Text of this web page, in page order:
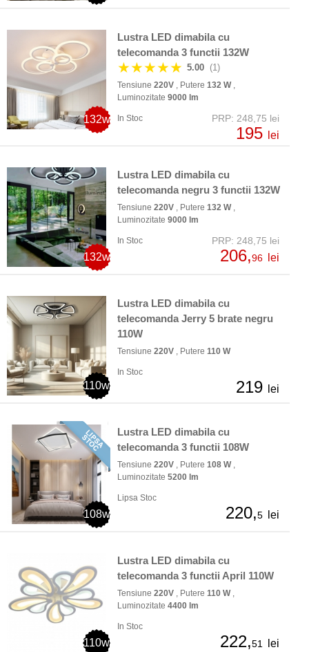
132w
Lustra LED dimabila cu
telecomanda 3 functii 132W
★★★★★ 5.00 (1)
Tensiune 220V , Putere 132 W,
Luminozitate 9000 lm
In Stoc PRP: 248,75 lei
195 lei
132w
Lustra LED dimabila cu
telecomanda negru 3 functii 132W
Tensiune 220V , Putere 132 W,
Luminozitate 9000 lm
In Stoc PRP: 248,75 lei
206,96 lei
110w
Lustra LED dimabila cu
telecomanda Jerry 5 brate negru
110W
Tensiune 220V , Putere 110 W
In Stoc
219 lei
108w
Lustra LED dimabila cu
telecomanda 3 functii 108W
Tensiune 220V , Putere 108 W,
Luminozitate 5200 lm
Lipsa Stoc
220,5 lei
110w
Lustra LED dimabila cu
telecomanda 3 functii April 110W
Tensiune 220V , Putere 110 W,
Luminozitate 4400 lm
In Stoc
222,51 lei